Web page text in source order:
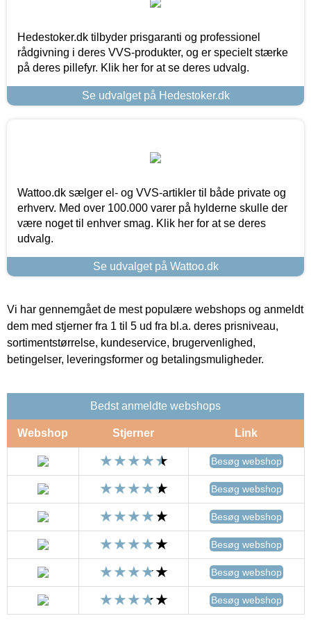
Hedestoker.dk tilbyder prisgaranti og professionel
rådgivning i deres VVS-produkter, og er specielt stærke
på deres pillefyr. Klik her for at se deres udvalg.
Se udvalget på Hedestoker.dk
Wattoo.dk sælger el- og VVS-artikler til både private og
erhverv. Med over 100.000 varer på hylderne skulle der
være noget til enhver smag. Klik her for at se deres
udvalg.
Se udvalget på Wattoo.dk
Vi har gennemgået de mest populære webshops og anmeldt
dem med stjerner fra 1 til 5 ud fra bl.a. deres prisniveau,
sortimentstørrelse, kundeservice, brugervenlighed,
betingelser, leveringsformer og betalingsmuligheder.
Bedst anmeldte webshops
Webshop Stjerner Link
Besøg webshop
Besøg webshop
Besøg webshop
Besøg webshop
Besøg webshop
Besøg webshop